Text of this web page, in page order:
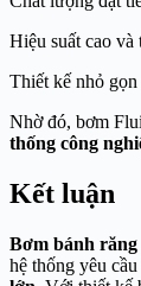
Hiệu suất cao và
Thiết kế nhỏ
Nhờ đó, bơm
thống công
Kết luận
Bơm bánh
hệ thống yêu cầu